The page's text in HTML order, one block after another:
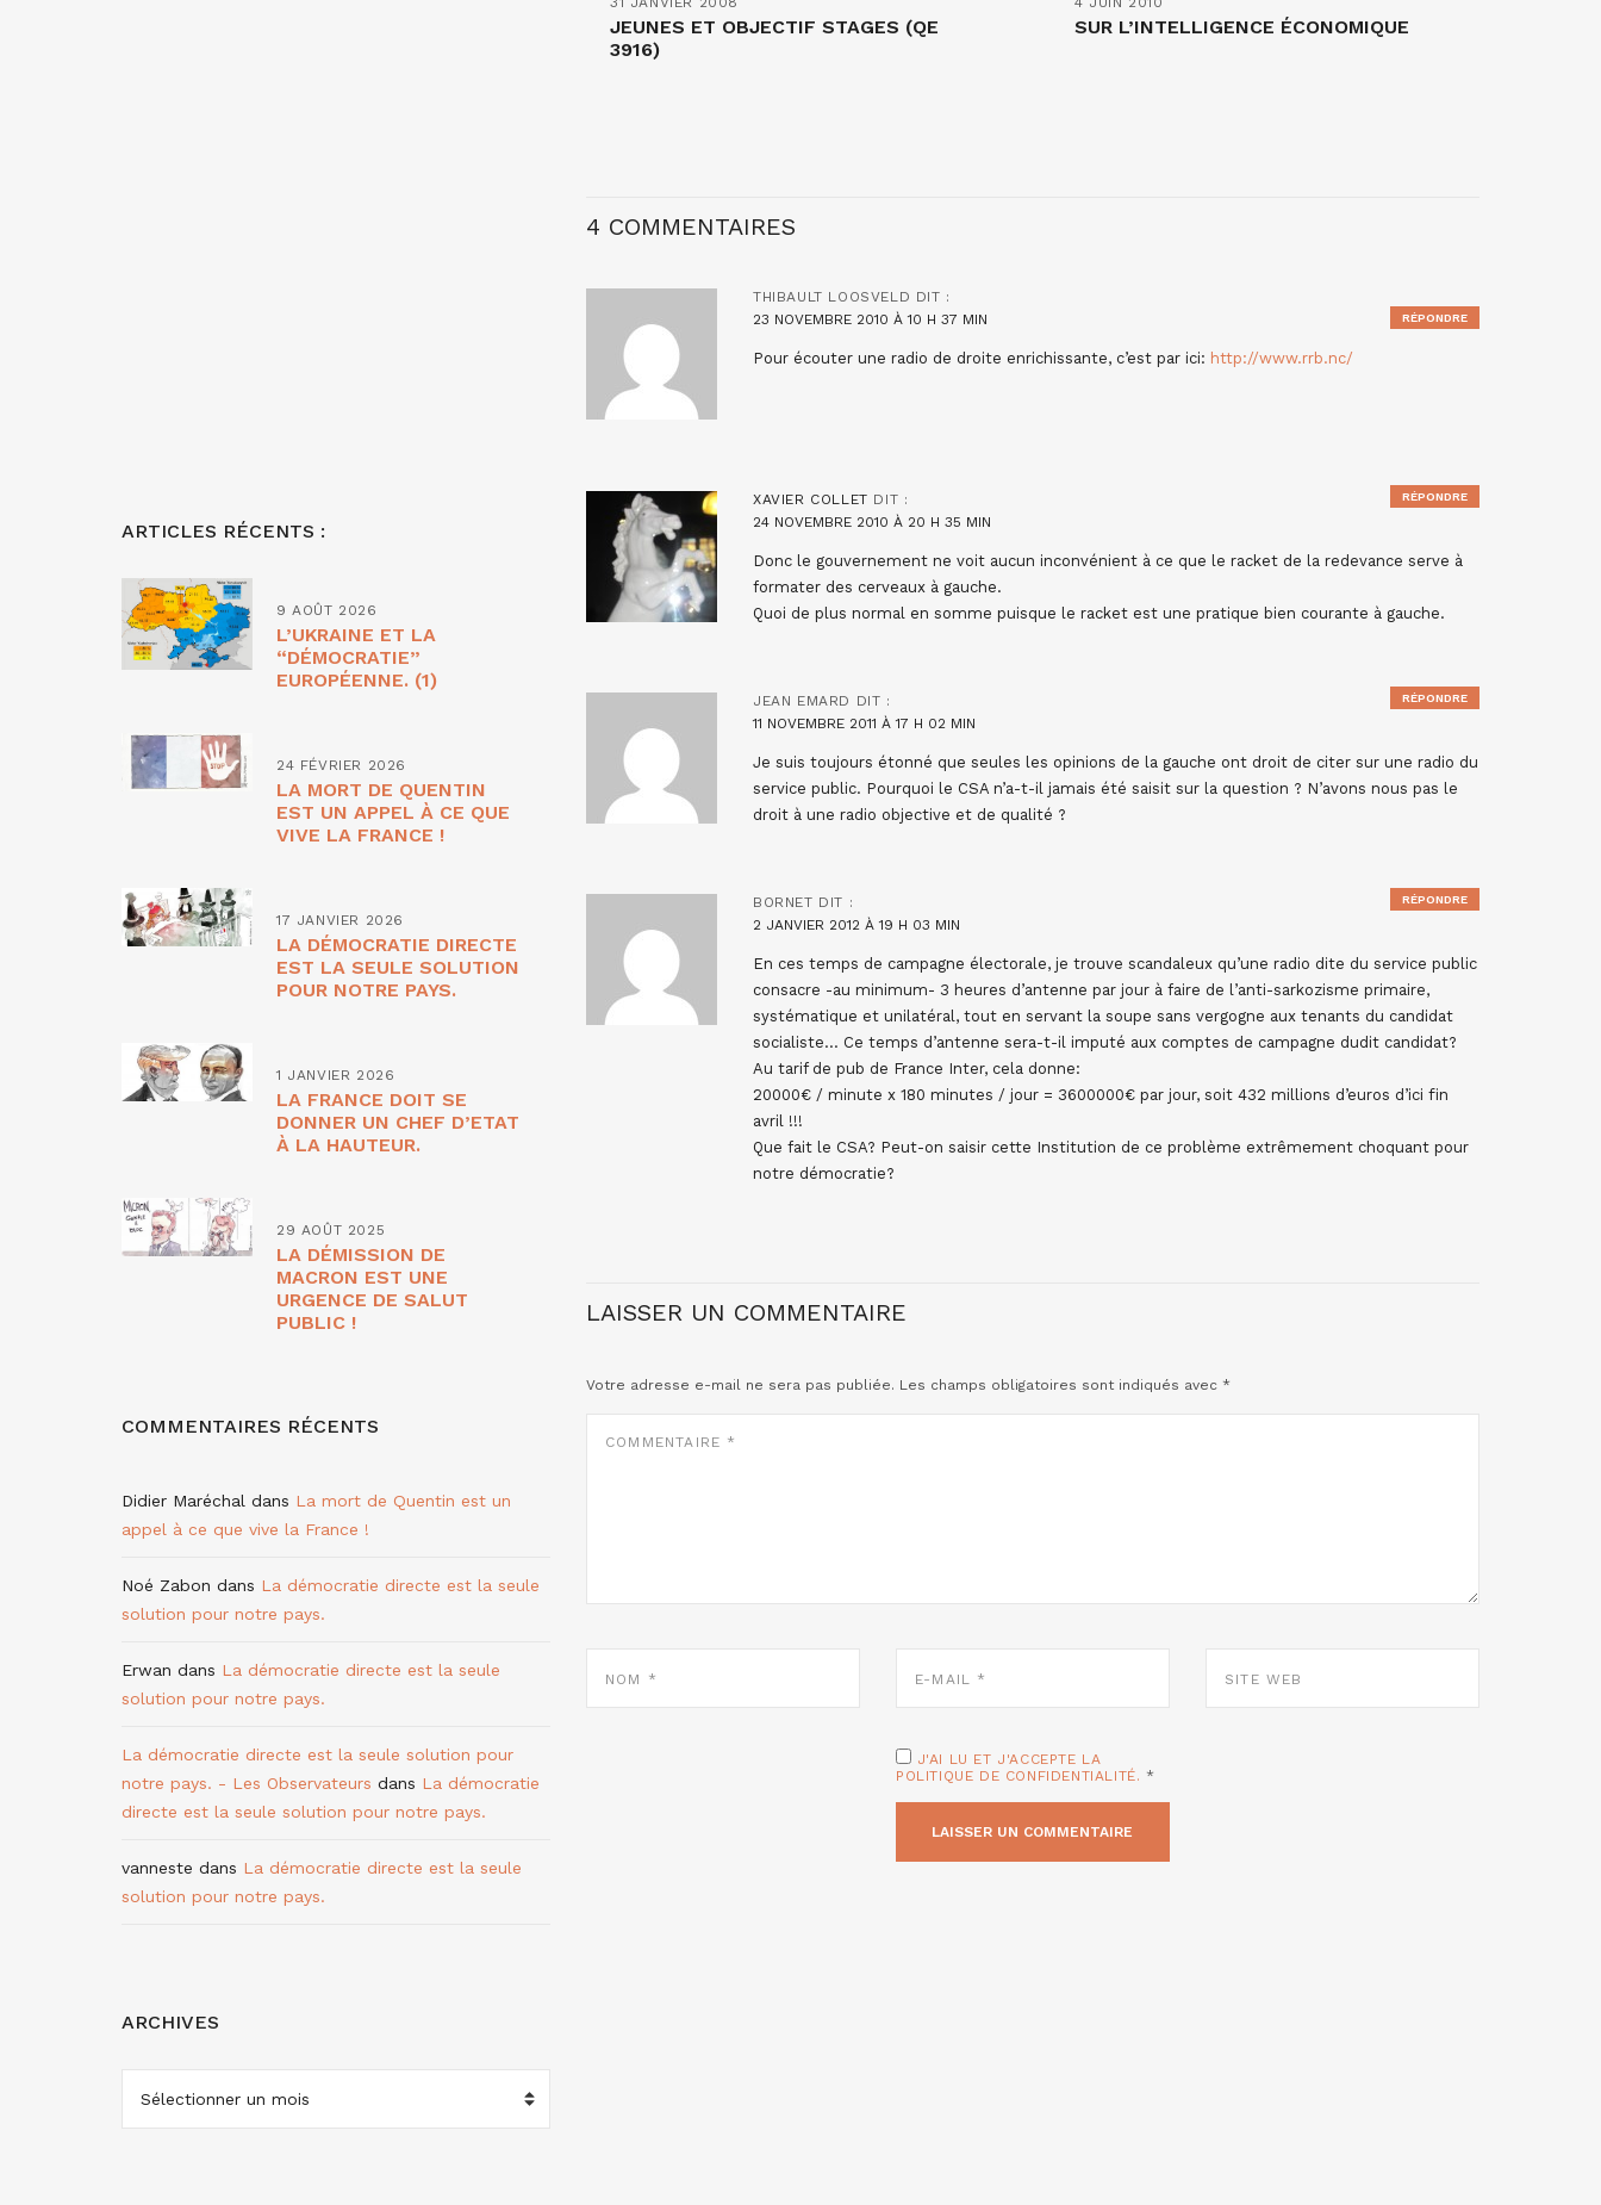
JEUNES ET OBJECTIF STAGES (QE
3916)
SUR L’INTELLIGENCE ÉCONOMIQUE
4 COMMENTAIRES
THIBAULT LOOSVELD DIT :
23 NOVEMBRE 2010 À 10 H 37 MIN
Pour écouter une radio de droite enrichissante, c’est par ici: http://www.rrb.nc/
RÉPONDRE
XAVIER COLLET DIT :
24 NOVEMBRE 2010 À 20 H 35 MIN
Donc le gouvernement ne voit aucun inconvénient à ce que le racket de la redevance serve à
formater des cerveaux à gauche.
Quoi de plus normal en somme puisque le racket est une pratique bien courante à gauche.
RÉPONDRE
JEAN EMARD DIT :
11 NOVEMBRE 2011 À 17 H 02 MIN
Je suis toujours étonné que seules les opinions de la gauche ont droit de citer sur une radio du
service public. Pourquoi le CSA n’a-t-il jamais été saisit sur la question ? N’avons nous pas le
droit à une radio objective et de qualité ?
RÉPONDRE
BORNET DIT :
2 JANVIER 2012 À 19 H 03 MIN
En ces temps de campagne électorale, je trouve scandaleux qu’une radio dite du service public
consacre -au minimum- 3 heures d’antenne par jour à faire de l’anti-sarkozisme primaire,
systématique et unilatéral, tout en servant la soupe sans vergogne aux tenants du candidat
socialiste… Ce temps d’antenne sera-t-il imputé aux comptes de campagne dudit candidat?
Au tarif de pub de France Inter, cela donne:
20000€ / minute x 180 minutes / jour = 3600000€ par jour, soit 432 millions d’euros d’ici fin
avril !!!
Que fait le CSA? Peut-on saisir cette Institution de ce problème extrêmement choquant pour
notre démocratie?
RÉPONDRE
LAISSER UN COMMENTAIRE
Votre adresse e-mail ne sera pas publiée. Les champs obligatoires sont indiqués avec *
MAIL
WEB
J'AI LU ET J'ACCEPTE LA
POLITIQUE DE CONFIDENTIALITÉ. *
ARTICLES RÉCENTS :
9 AOÛT 2026
L’UKRAINE ET LA
“DÉMOCRATIE”
EUROPÉENNE. (1)
24 FÉVRIER 2026
LA MORT DE QUENTIN
EST UN APPEL À CE QUE
VIVE LA FRANCE !
17 JANVIER 2026
LA DÉMOCRATIE DIRECTE
EST LA SEULE SOLUTION
POUR NOTRE PAYS.
1 JANVIER 2026
LA FRANCE DOIT SE
DONNER UN CHEF D’ETAT
À LA HAUTEUR.
29 AOÛT 2025
LA DÉMISSION DE
MACRON EST UNE
URGENCE DE SALUT
PUBLIC !
COMMENTAIRES RÉCENTS
Didier Maréchal dans La mort de Quentin est un
appel à ce que vive la France !
Noé Zabon dans La démocratie directe est la seule
solution pour notre pays.
Erwan dans La démocratie directe est la seule
solution pour notre pays.
La démocratie directe est la seule solution pour
notre pays. - Les Observateurs dans La démocratie
directe est la seule solution pour notre pays.
vanneste dans La démocratie directe est la seule
solution pour notre pays.
ARCHIVES
ARCHIVES